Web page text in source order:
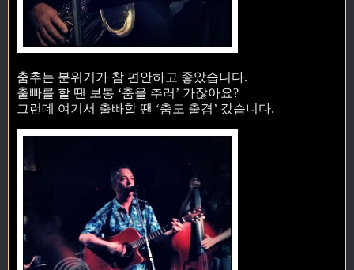
춤추는 분위기가 참 편안하고 좋았습니다.
출빠를 할 땐 보통 ‘춤을 추러’ 가잖아요?
그런데 여기서 출빠할 땐 ‘춤도 출겸’ 갔습니다.